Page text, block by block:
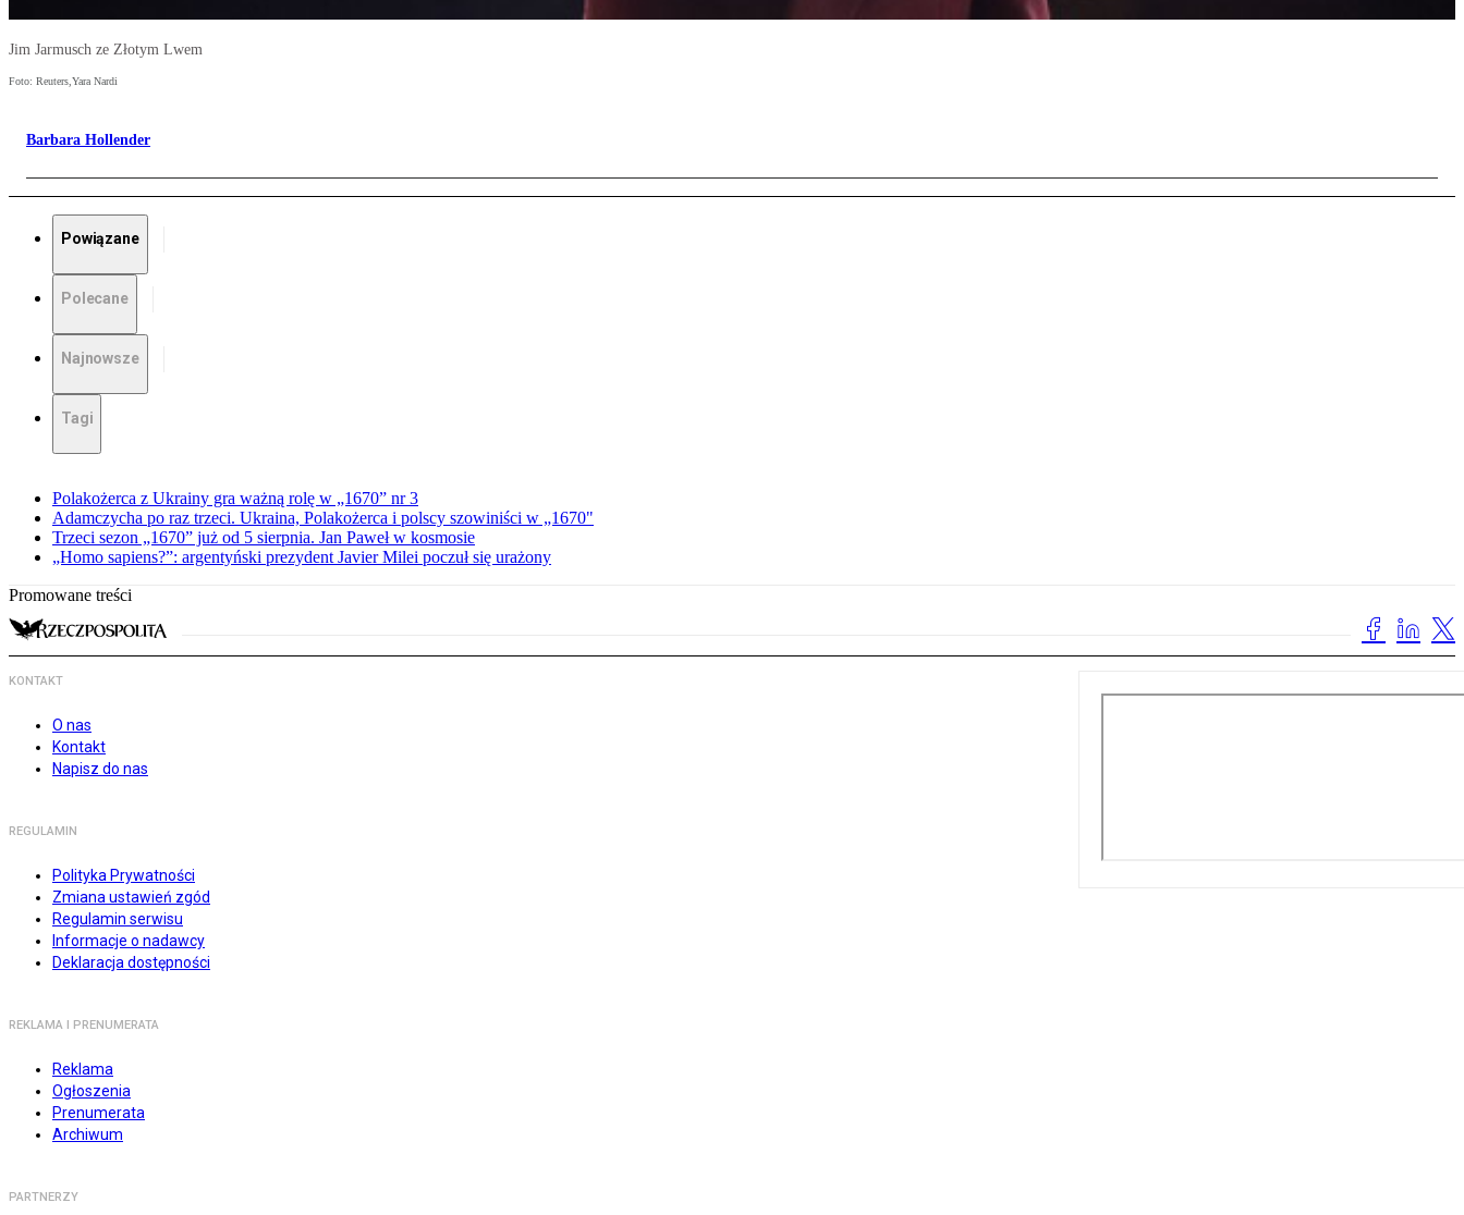
Jim Jarmusch ze Złotym Lwem
Foto: Reuters,Yara Nardi
Barbara Hollender
Powiązane
Polecane
Najnowsze
Tagi
Polakożerca z Ukrainy gra ważną rolę w „1670” nr 3
Adamczycha po raz trzeci. Ukraina, Polakożerca i polscy szowiniści w „1670"
Trzeci sezon „1670” już od 5 sierpnia. Jan Paweł w kosmosie
„Homo sapiens?”: argentyński prezydent Javier Milei poczuł się urażony
Promowane treści
KONTAKT
O nas
Kontakt
Napisz do nas
REGULAMIN
Polityka Prywatności
Zmiana ustawień zgód
Regulamin serwisu
Informacje o nadawcy
Deklaracja dostępności
REKLAMA I PRENUMERATA
Reklama
Ogłoszenia
Prenumerata
Archiwum
PARTNERZY